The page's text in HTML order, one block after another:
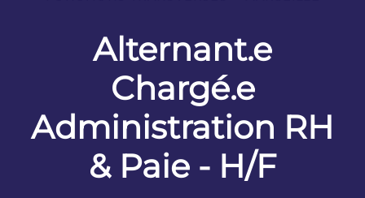
Alternant.e
Chargé.e
Administration RH
& Paie - H/F